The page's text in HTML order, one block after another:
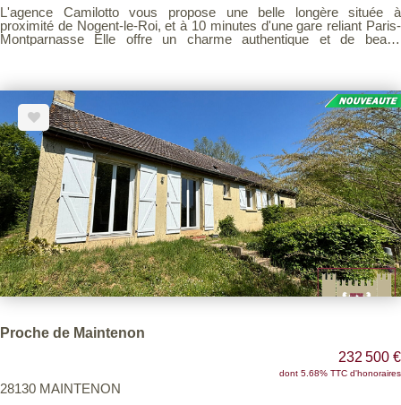
L'agence Camilotto vous propose une belle longère située à
proximité de Nogent-le-Roi, et à 10 minutes d'une gare reliant Paris-
Montparnasse Elle offre un charme authentique et de beaux
chambres en rez-de-chaussée. À l'étage, vous découvrirez une
chambre supplémentaire ainsi qu'un grenier aménageable offrant un
beau potentiel d'agrandissement. Une cave, un puits et plusieurs
garages viennent compléter cet ensemble. Le tout est édifié sur un
terrain clos de 865 m², idéal pour profiter d'un environnement calme
et préservé.
Proche de Maintenon
232 500 €
dont 5.68% TTC d'honoraires
28130 MAINTENON